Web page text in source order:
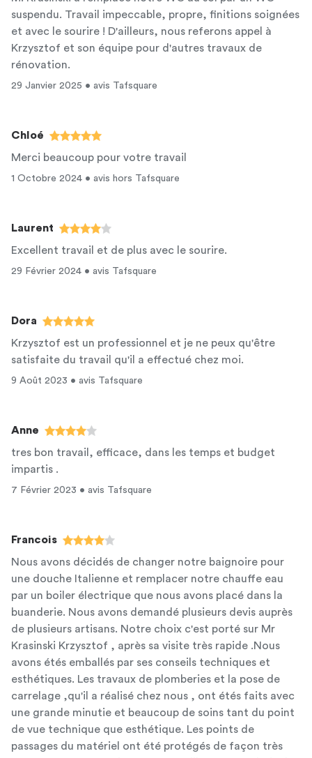
suspendu. Travail impeccable, propre, finitions soignées
et avec le sourire ! D'ailleurs, nous referons appel à
Krzysztof et son équipe pour d'autres travaux de
rénovation.
29 Janvier 2025 • avis Tafsquare
Chloé
Merci beaucoup pour votre travail
1 Octobre 2024 • avis hors Tafsquare
Laurent
Excellent travail et de plus avec le sourire.
29 Février 2024 • avis Tafsquare
Dora
Krzysztof est un professionnel et je ne peux qu'être
satisfaite du travail qu'il a effectué chez moi.
9 Août 2023 • avis Tafsquare
Anne
tres bon travail, efficace, dans les temps et budget
impartis .
7 Février 2023 • avis Tafsquare
Francois
Nous avons décidés de changer notre baignoire pour
une douche Italienne et remplacer notre chauffe eau
par un boiler électrique que nous avons placé dans la
buanderie. Nous avons demandé plusieurs devis auprès
de plusieurs artisans. Notre choix c'est porté sur Mr
Krasinski Krzysztof , après sa visite très rapide .Nous
avons étés emballés par ses conseils techniques et
esthétiques. Les travaux de plomberies et la pose de
carrelage ,qu'il a réalisé chez nous , ont étés faits avec
une grande minutie et beaucoup de soins tant du point
de vue technique que esthétique. Les points de
passages du matériel ont été protégés de façon très